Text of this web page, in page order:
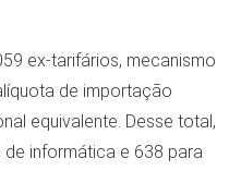
ex-tarifários, mecanismo
de importação
equivalente. Desse total,
informática e 638 para